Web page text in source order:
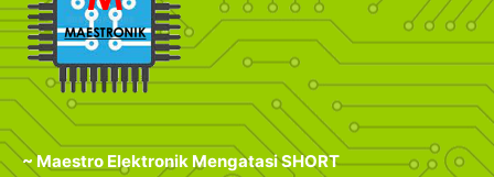
~ Maestro Elektronik Mengatasi SHORT